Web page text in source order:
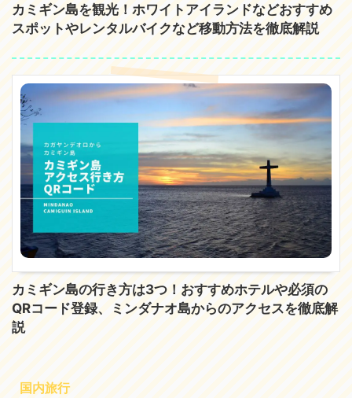
カミギン島を観光！ホワイトアイランドなどおすすめ
スポットやレンタルバイクなど移動方法を徹底解説
カミギン島の行き方は3つ！おすすめホテルや必須の
QRコード登録、ミンダナオ島からのアクセスを徹底解
説
国内旅行